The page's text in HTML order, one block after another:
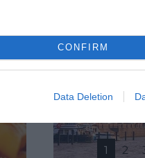
CONFIRM
Data Deletion
1 2